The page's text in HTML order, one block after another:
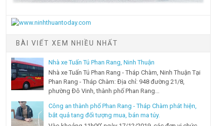
BÀI VIẾT XEM NHIỀU NHẤT
Nhà xe Tuấn Tú Phan Rang, Ninh Thuận
Nhà xe Tuấn Tú Phan Rang - Tháp Chàm, Ninh Thuận Tại
Phan Rang - Tháp Chàm: Địa chỉ: 948 đường 21/8,
phường Đô Vinh, thành phố Phan Rang...
Công an thành phố Phan Rang - Tháp Chàm phát hiện,
bắt quả tang đối tượng mua, bán ma túy.